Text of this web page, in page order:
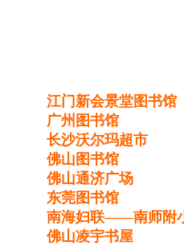
江门新会景堂图书馆
广州图书馆
长沙沃尔玛超市
佛山图书馆
佛山通济广场
东莞图书馆
南海妇联——南师附
佛山凌宇书屋